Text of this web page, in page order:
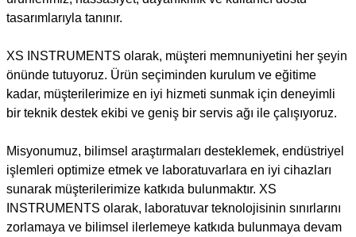
tasarımlarıyla tanınır.
XS INSTRUMENTS olarak, müşteri memnuniyetini her şeyin
önünde tutuyoruz. Ürün seçiminden kurulum ve eğitime
kadar, müşterilerimize en iyi hizmeti sunmak için deneyimli
bir teknik destek ekibi ve geniş bir servis ağı ile çalışıyoruz.
Misyonumuz, bilimsel araştırmaları desteklemek, endüstriyel
işlemleri optimize etmek ve laboratuvarlara en iyi cihazları
sunarak müşterilerimize katkıda bulunmaktır. XS
INSTRUMENTS olarak, laboratuvar teknolojisinin sınırlarını
zorlamaya ve bilimsel ilerlemeye katkıda bulunmaya devam